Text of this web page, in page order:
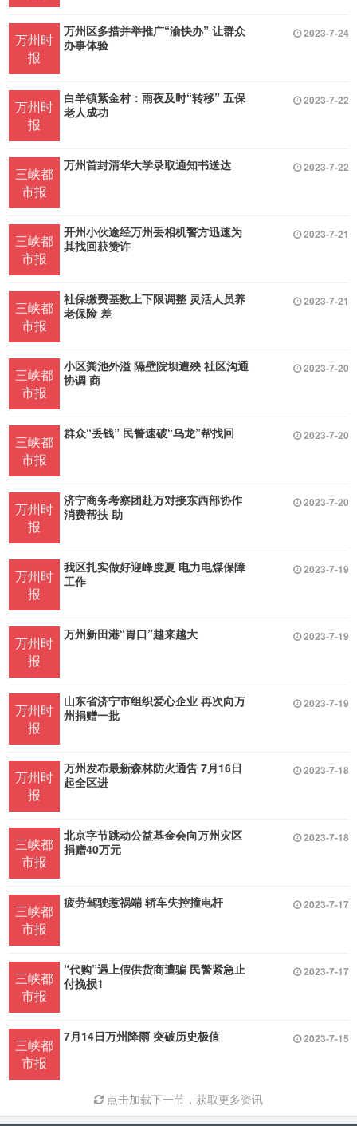
万州时
报
万州区多措并举推广“渝快办” 让群众
办事体验
2023-7-24
万州时
报
白羊镇紫金村：雨夜及时“转移” 五保
老人成功
2023-7-22
三峡都
市报
万州首封清华大学录取通知书送达 2023-7-22
三峡都
市报
开州小伙途经万州丢相机警方迅速为
其找回获赞许
2023-7-21
三峡都
市报
社保缴费基数上下限调整 灵活人员养
老保险 差
2023-7-21
三峡都
市报
小区粪池外溢 隔壁院坝遭殃 社区沟通
协调 商
2023-7-20
三峡都
市报
群众“丢钱” 民警速破“乌龙”帮找回 2023-7-20
万州时
报
济宁商务考察团赴万对接东西部协作
消费帮扶 助
2023-7-20
万州时
报
我区扎实做好迎峰度夏 电力电煤保障
工作
2023-7-19
万州时
报
万州新田港“胃口”越来越大 2023-7-19
万州时
报
山东省济宁市组织爱心企业 再次向万
州捐赠一批
2023-7-19
万州时
报
万州发布最新森林防火通告 7月16日
起全区进
2023-7-18
三峡都
市报
北京字节跳动公益基金会向万州灾区
捐赠40万元
2023-7-18
三峡都
市报
疲劳驾驶惹祸端 轿车失控撞电杆 2023-7-17
三峡都
市报
“代购”遇上假供货商遭骗 民警紧急止
付挽损1
2023-7-17
三峡都
市报
7月14日万州降雨 突破历史极值 2023-7-15
点击加载下一节，获取更多资讯